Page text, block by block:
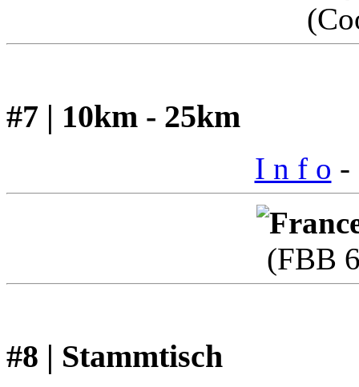
#7 | 10km - 25km
I n f o -
(FBB
#8 | Stammtisch